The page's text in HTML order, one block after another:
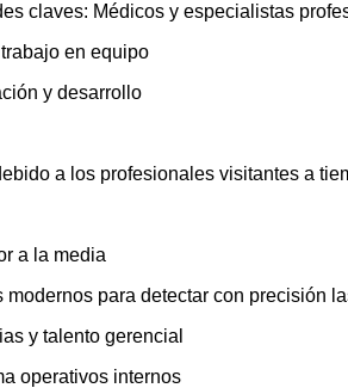
claves: Médicos y especialistas
en equipo
y desarrollo
a los profesionales visitantes a
a la media
modernos para detectar con precisión
y talento gerencial
operativos internos